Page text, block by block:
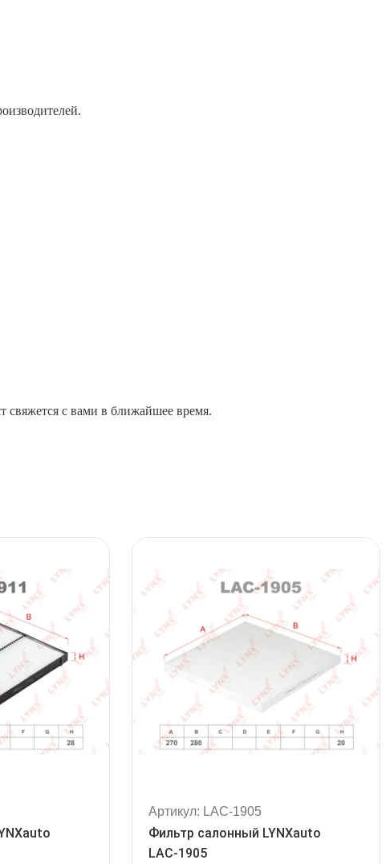
свяжется с вами в ближайшее время.
Артикул: LAC-1905
Фильтр салонный LYNXauto
LAC-1905